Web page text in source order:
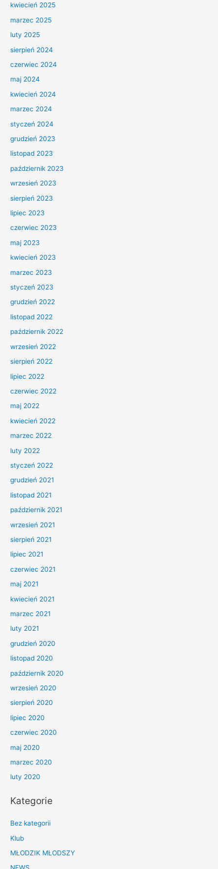
kwiecień 2025
marzec 2025
luty 2025
sierpień 2024
czerwiec 2024
maj 2024
kwiecień 2024
marzec 2024
styczeń 2024
grudzień 2023
listopad 2023
październik 2023
wrzesień 2023
sierpień 2023
lipiec 2023
czerwiec 2023
maj 2023
kwiecień 2023
marzec 2023
styczeń 2023
grudzień 2022
listopad 2022
październik 2022
wrzesień 2022
sierpień 2022
lipiec 2022
czerwiec 2022
maj 2022
kwiecień 2022
marzec 2022
luty 2022
styczeń 2022
grudzień 2021
listopad 2021
październik 2021
wrzesień 2021
sierpień 2021
lipiec 2021
czerwiec 2021
maj 2021
kwiecień 2021
marzec 2021
luty 2021
grudzień 2020
listopad 2020
październik 2020
wrzesień 2020
sierpień 2020
lipiec 2020
czerwiec 2020
maj 2020
marzec 2020
luty 2020
Kategorie
Bez kategorii
Klub
MŁODZIK MŁODSZY